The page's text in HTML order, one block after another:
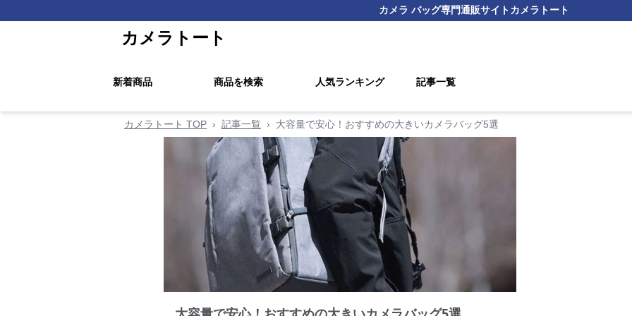
カメラ バッグ専門通販サイトカメラトート
カメラトート
新着商品 商品を検索 人気ランキング 記事一覧
カメラトート TOP › 記事一覧 › 大容量で安心！おすすめの大きいカメラバッグ5選